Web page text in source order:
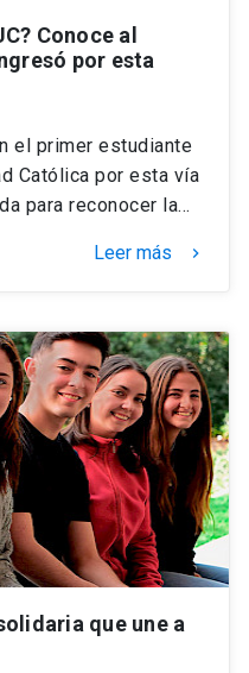
Conoce al
por esta
el primer estudiante
Católica por esta vía
para reconocer la…
Leer más keyboard_arrow_right
que une a